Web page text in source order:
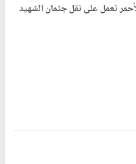
تعمل على نقل جثمان الشهيد